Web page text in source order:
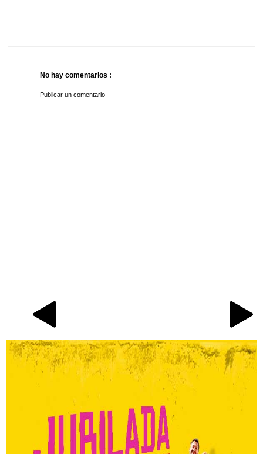
No hay comentarios :
Publicar un comentario